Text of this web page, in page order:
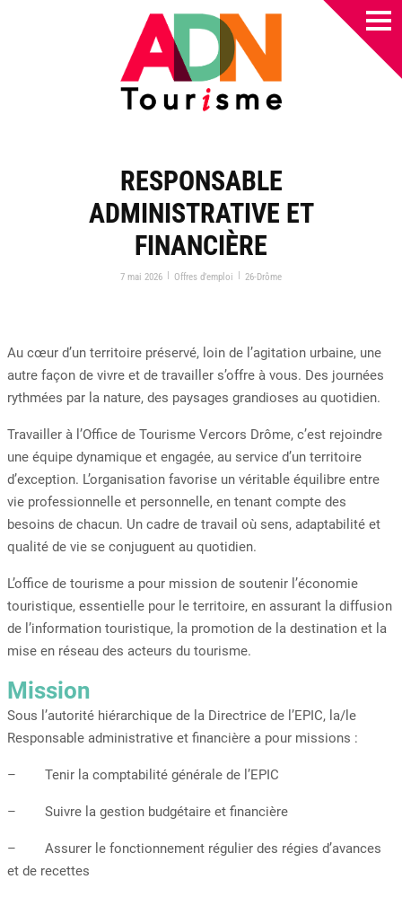
RESPONSABLE
ADMINISTRATIVE ET
FINANCIÈRE
7 mai 2026 | Offres d’emploi | 26-Drôme
Au cœur d’un territoire préservé, loin de l’agitation urbaine, une
autre façon de vivre et de travailler s’offre à vous. Des journées
rythmées par la nature, des paysages grandioses au quotidien.
Travailler à l’Office de Tourisme Vercors Drôme, c’est rejoindre
une équipe dynamique et engagée, au service d’un territoire
d’exception. L’organisation favorise un véritable équilibre entre
vie professionnelle et personnelle, en tenant compte des
besoins de chacun. Un cadre de travail où sens, adaptabilité et
qualité de vie se conjuguent au quotidien.
L’office de tourisme a pour mission de soutenir l’économie
touristique, essentielle pour le territoire, en assurant la diffusion
de l’information touristique, la promotion de la destination et la
mise en réseau des acteurs du tourisme.
Mission
Sous l’autorité hiérarchique de la Directrice de l’EPIC, la/le
Responsable administrative et financière a pour missions :
– Tenir la comptabilité générale de l’EPIC
– Suivre la gestion budgétaire et financière
– Assurer le fonctionnement régulier des régies d’avances
et de recettes